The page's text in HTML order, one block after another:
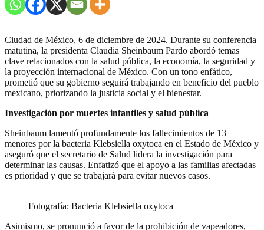
Ciudad de México, 6 de diciembre de 2024. Durante su conferencia
matutina, la presidenta Claudia Sheinbaum Pardo abordó temas
clave relacionados con la salud pública, la economía, la seguridad y
la proyección internacional de México. Con un tono enfático,
prometió que su gobierno seguirá trabajando en beneficio del pueblo
mexicano, priorizando la justicia social y el bienestar.
Investigación por muertes infantiles y salud pública
Sheinbaum lamentó profundamente los fallecimientos de 13
menores por la bacteria Klebsiella oxytoca en el Estado de México y
aseguró que el secretario de Salud lidera la investigación para
determinar las causas. Enfatizó que el apoyo a las familias afectadas
es prioridad y que se trabajará para evitar nuevos casos.
Fotografía: Bacteria Klebsiella oxytoca
Asimismo, se pronunció a favor de la prohibición de vapeadores,